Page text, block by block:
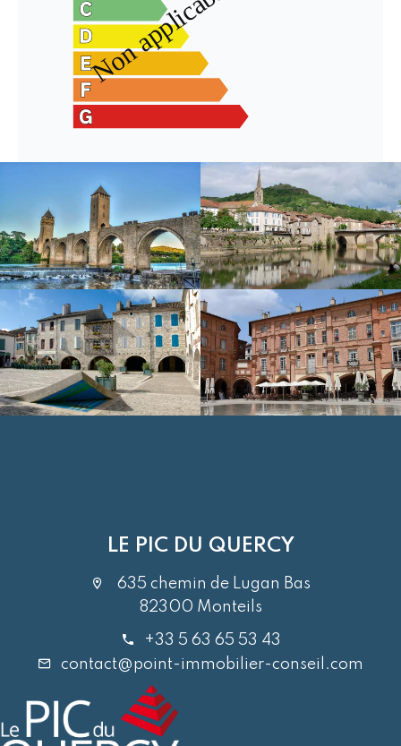
LE PIC DU QUERCY
635 chemin de Lugan Bas
82300 Monteils
+33 5 63 65 53 43
contact@point-immobilier-conseil.com